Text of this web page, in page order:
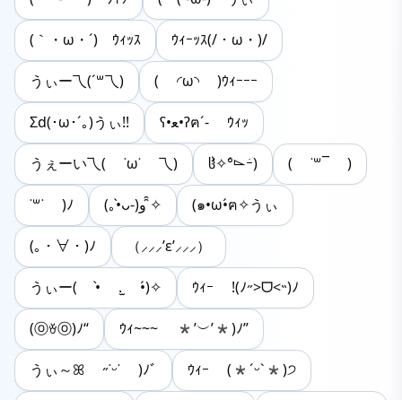
(｀・ω・´)ゝｳｨｯｽ ｳｨｰｯｽ(/・ω・)/
うぃー乁(´꒳乁) ( ◜ω◝ )ｳｨｰｰｰ
Σd(･ω･´｡)うぃ!! ʕ•ﻌ•ʔฅ´- ‪ｳｨｯ
うぇーい乁( ˙ω˙ 乁) ჱ̒✧°́⌳ｰ́) ( ˙꒳¯ )
˙꒳​˙ )ﾉ (｡•̀ᴗ-)و ̑̑✧ (๑•ω•́ฅ✧うぃ
(｡・∀・)ﾉ （⸝⸝⸝’ε’⸝⸝⸝）
うぃー( •̀ .̫ •́)✧ ｳｨｰ !(ﾉ˶>ᗜ​<˵)ﾉ
(ⓞꈊⓞ)ﾉ“ ｳｨ~~~ *’︶’*)ﾉ”
うぃ～ꕤ ˶˙ᵕ˙ )ﾉﾞ ｳｨｰ (*ˊᵕˋ*)੭